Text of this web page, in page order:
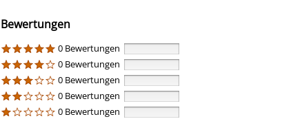
Bewertungen
0 Bewertungen
0 Bewertungen
0 Bewertungen
0 Bewertungen
0 Bewertungen